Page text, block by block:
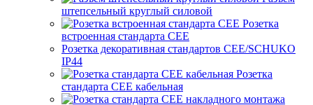
штепсельный круглый силовой
Розетка
встроенная стандарта CEE
Розетка декоративная стандартов CEE/SCHUKO
IP44
Розетка
стандарта СЕЕ кабельная